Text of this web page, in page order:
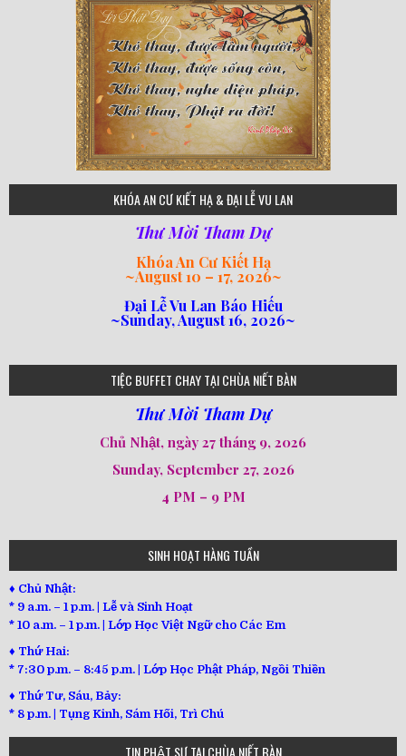
75
80
78
77
82
92
93
94
95
98
641
182
101
loipha2
loipha4
loipha1
loipha5
loipha7
loipha8
loipha10
loipha9
loi-phat-day
loipha15
loipha13
KHÓA AN CƯ KIẾT HẠ & ĐẠI LỄ VU LAN
Thư Mời Tham Dự
Khóa An Cư Kiết Hạ
~August 10 – 17, 2026~
Đại Lễ Vu Lan Báo Hiếu
~Sunday, August 16, 2026~
TIỆC BUFFET CHAY TẠI CHÙA NIẾT BÀN
Thư Mời Tham Dự
Chủ Nhật, ngày 27 tháng 9, 2026
Sunday, September 27, 2026
4 PM – 9 PM
SINH HOẠT HÀNG TUẦN
♦ Chủ Nhật:
* 9 a.m. – 1 p.m. | Lễ và Sinh Hoạt
* 10 a.m. – 1 p.m. | Lớp Học Việt Ngữ cho Các Em
♦ Thứ Hai:
* 7:30 p.m. – 8:45 p.m. | Lớp Học Phật Pháp, Ngồi Thiền
♦ Thứ Tư, Sáu, Bảy:
* 8 p.m. | Tụng Kinh, Sám Hối, Trì Chú